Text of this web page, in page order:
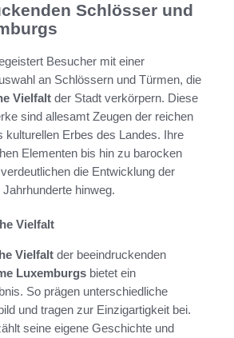
Schlösser und
Besucher mit einer
an Schlössern und Türmen, die
Vielfalt der Stadt verkörpern. Diese
sind allesamt Zeugen der reichen
kulturellen Erbes des Landes. Ihre
Elementen bis hin zu barocken
die Entwicklung der
hinweg.
Vielfalt
Vielfalt der beeindruckenden
Luxemburgs bietet ein
So prägen unterschiedliche
und tragen zur Einzigartigkeit bei.
seine eigene Geschichte und